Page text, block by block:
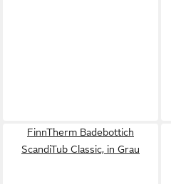
FinnTherm Badebottich
ScandiTub Classic, in Grau